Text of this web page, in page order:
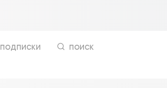
подписки поиск